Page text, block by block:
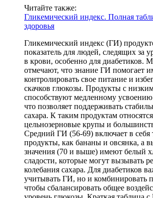
Читайте также:
Гликемический индекс. Полная
здоровья
Гликемический индекс (ГИ)
показатель для людей, следящих за
в крови, особенно для диабетиков.
отмечают, что знание ГИ помогает
контролировать свое питание и
скачков глюкозы. Продукты с
способствуют медленному усвоению
что позволяет поддерживать
сахара. К таким продуктам
цельнозерновые крупы и
Средний ГИ (56-69) включает в себя
продукты, как бананы и овсянка, а
значения (70 и выше) имеют белый
сладости, которые могут вызывать
колебания сахара. Для диабетиков
учитывать ГИ, но и комбинировать
чтобы сбалансировать общее